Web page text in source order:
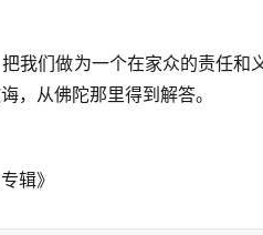
我们做为一个在家众的责任和
，从佛陀那里得到解答。
辑》